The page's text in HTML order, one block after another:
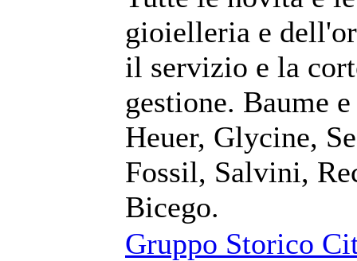
gioielleria e
il servizio e la
gestione. Baume
Heuer, Glycine,
Fossil, Salvini,
Bicego.
Gruppo Storico